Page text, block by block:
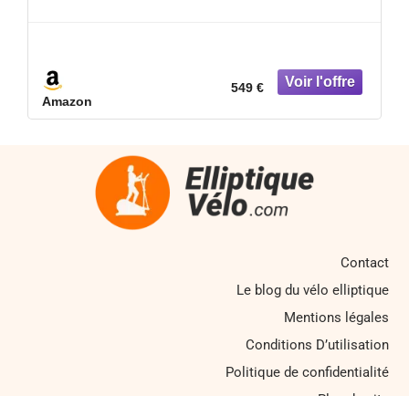
Amazon
549 €
Contact
Le blog du vélo elliptique
Mentions légales
Conditions D’utilisation
Politique de confidentialité